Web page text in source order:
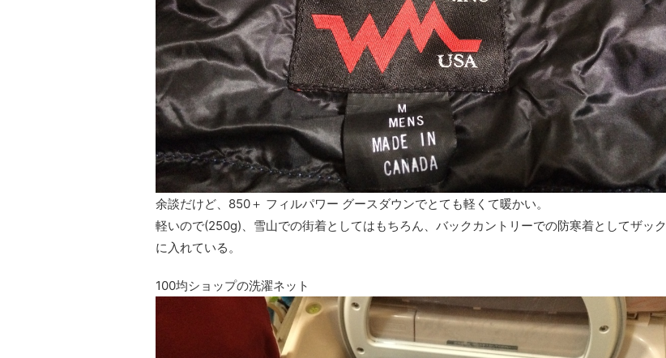
余談だけど、850＋ フィルパワー グースダウンでとても軽くて暖かい。
軽いので(250g)、雪山での街着としてはもちろん、バックカントリーでの防寒着としてザック
に入れている。
100均ショップの洗濯ネット